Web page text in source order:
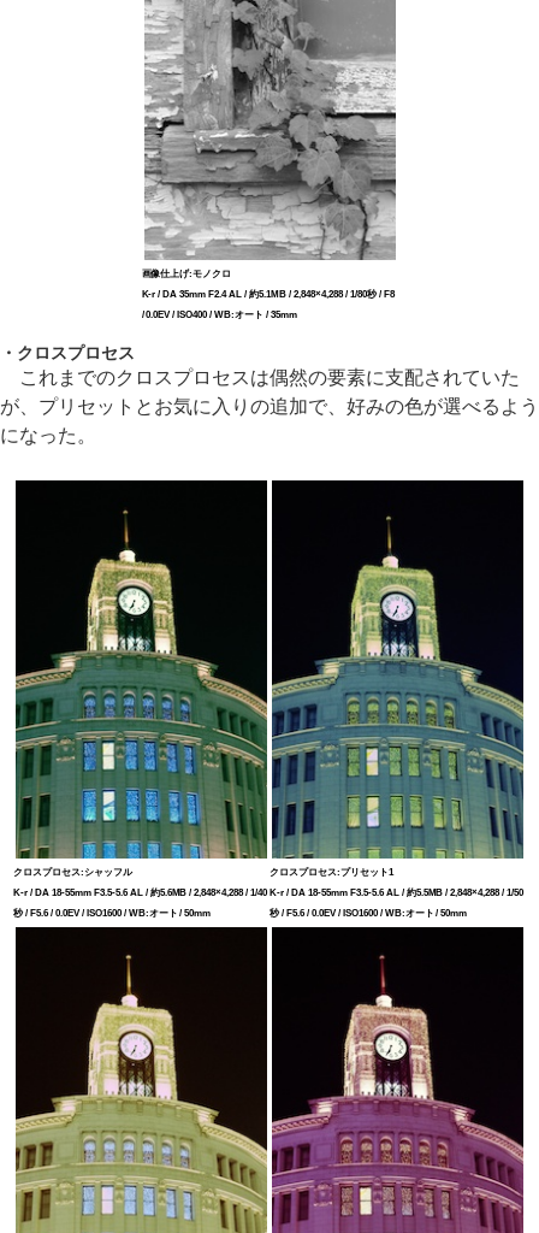
画像仕上げ:モノクロ
K-r / DA 35mm F2.4 AL / 約5.1MB / 2,848×4,288 / 1/80秒 / F8
/ 0.0EV / ISO400 / WB:オート / 35mm
・クロスプロセス
これまでのクロスプロセスは偶然の要素に支配されていた
が、プリセットとお気に入りの追加で、好みの色が選べるよう
になった。
クロスプロセス:シャッフル
K-r / DA 18-55mm F3.5-5.6 AL / 約5.6MB / 2,848×4,288 / 1/40
秒 / F5.6 / 0.0EV / ISO1600 / WB:オート / 50mm
クロスプロセス:プリセット1
K-r / DA 18-55mm F3.5-5.6 AL / 約5.5MB / 2,848×4,288 / 1/50
秒 / F5.6 / 0.0EV / ISO1600 / WB:オート / 50mm